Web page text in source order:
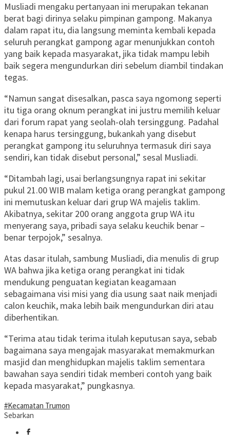
Musliadi mengaku pertanyaan ini merupakan tekanan
berat bagi dirinya selaku pimpinan gampong. Makanya
dalam rapat itu, dia langsung meminta kembali kepada
seluruh perangkat gampong agar menunjukkan contoh
yang baik kepada masyarakat, jika tidak mampu lebih
baik segera mengundurkan diri sebelum diambil tindakan
tegas.
“Namun sangat disesalkan, pasca saya ngomong seperti
itu tiga orang oknum perangkat ini justru memilih keluar
dari forum rapat yang seolah-olah tersinggung. Padahal
kenapa harus tersinggung, bukankah yang disebut
perangkat gampong itu seluruhnya termasuk diri saya
sendiri, kan tidak disebut personal,” sesal Musliadi.
“Ditambah lagi, usai berlangsungnya rapat ini sekitar
pukul 21.00 WIB malam ketiga orang perangkat gampong
ini memutuskan keluar dari grup WA majelis taklim.
Akibatnya, sekitar 200 orang anggota grup WA itu
menyerang saya, pribadi saya selaku keuchik benar –
benar terpojok,” sesalnya.
Atas dasar itulah, sambung Musliadi, dia menulis di grup
WA bahwa jika ketiga orang perangkat ini tidak
mendukung penguatan kegiatan keagamaan
sebagaimana visi misi yang dia usung saat naik menjadi
calon keuchik, maka lebih baik mengundurkan diri atau
diberhentikan.
“Terima atau tidak terima itulah keputusan saya, sebab
bagaimana saya mengajak masyarakat memakmurkan
masjid dan menghidupkan majelis taklim sementara
bawahan saya sendiri tidak memberi contoh yang baik
kepada masyarakat,” pungkasnya.
#Kecamatan Trumon
Sebarkan